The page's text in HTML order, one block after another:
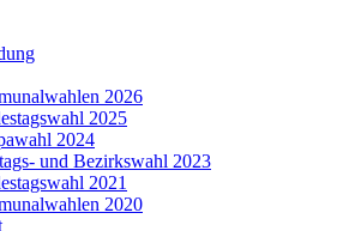
2026
2025
2024
und Bezirkswahl 2023
2021
2020